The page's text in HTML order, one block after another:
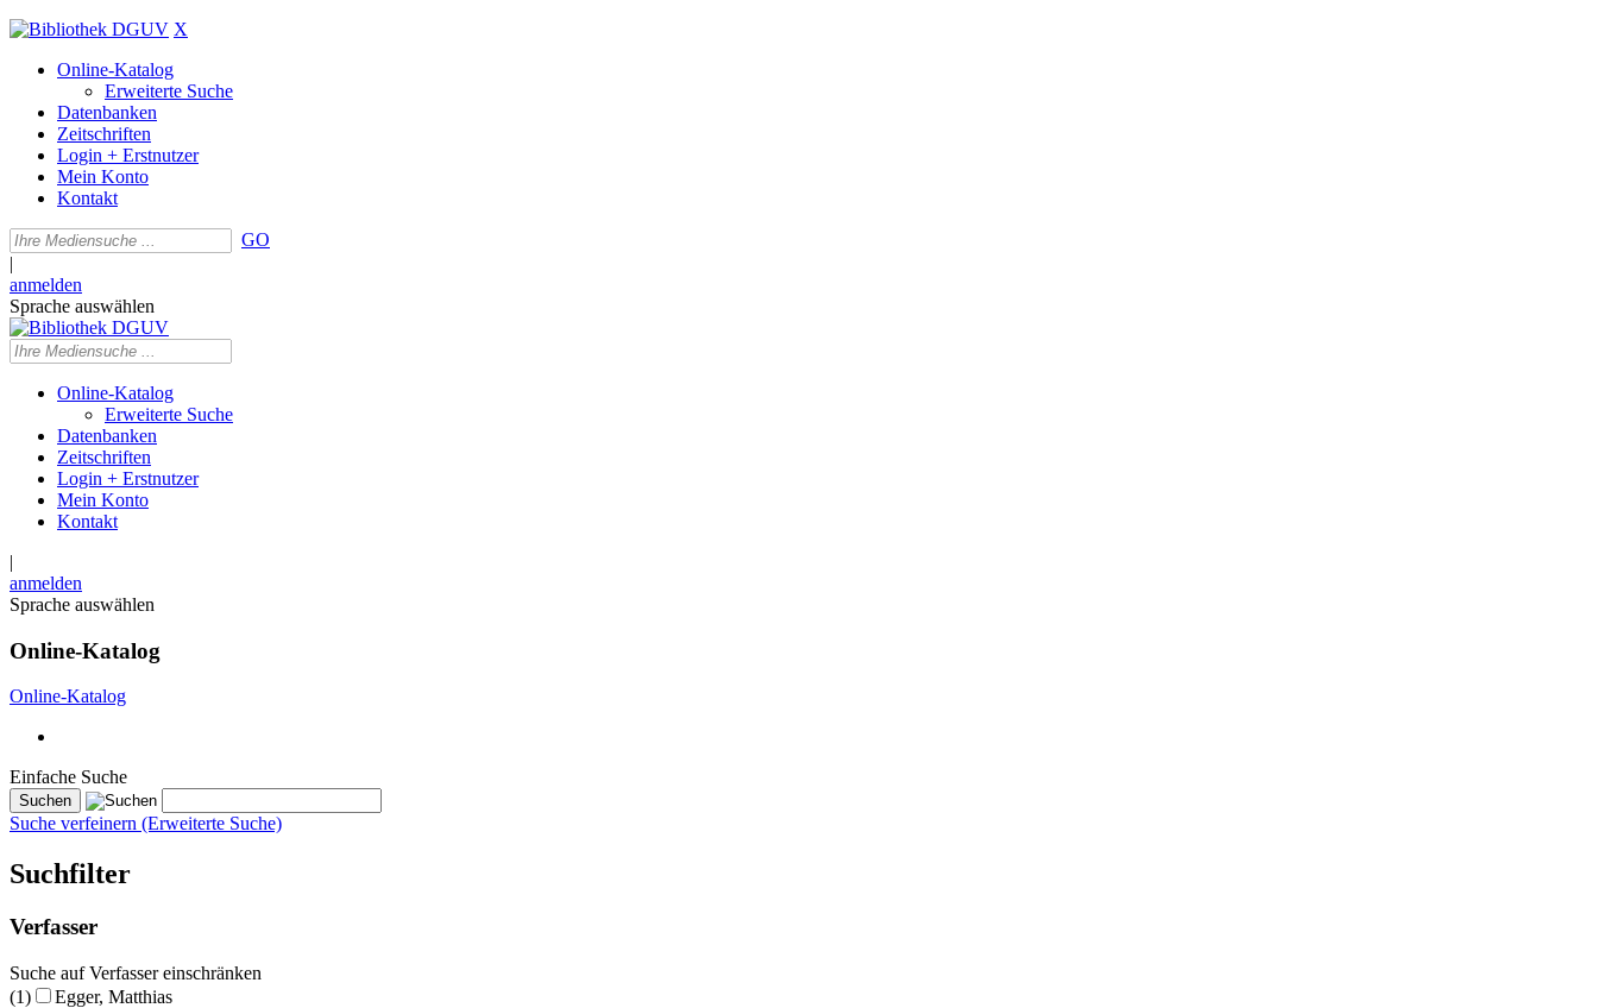
X
Online-Katalog
Erweiterte Suche
Datenbanken
Zeitschriften
Login + Erstnutzer
Mein Konto
Kontakt
GO
|
anmelden
Sprache auswählen
Online-Katalog
Erweiterte Suche
Datenbanken
Zeitschriften
Login + Erstnutzer
Mein Konto
Kontakt
|
anmelden
Sprache auswählen
Online-Katalog
Online-Katalog
Einfache Suche
Suche verfeinern (Erweiterte Suche)
Suchfilter
Verfasser
Suche auf Verfasser einschränken
(1)
Egger, Matthias